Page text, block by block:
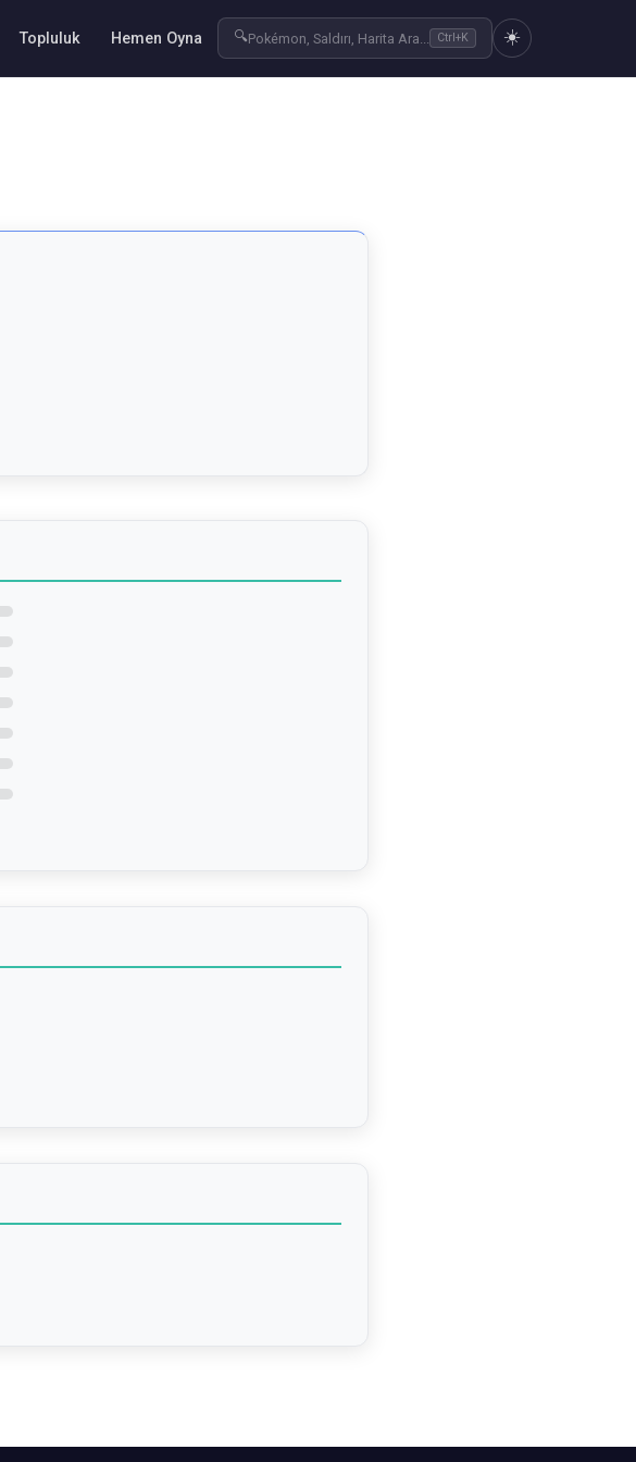
Topluluk Hemen Oyna 🔍Pokémon, Saldırı, Harita Ara... Ctrl+K ☀️